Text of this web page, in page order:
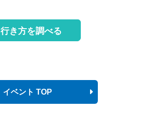
行き方を調べる
イベント TOP